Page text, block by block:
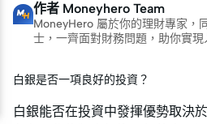
作者 Moneyhero Team
MoneyHero 屬於你的理財專家，
士，一齊面對財務問題，助你實
白銀是否一項良好的投資？
白銀能否在投資中發揮優勢取決